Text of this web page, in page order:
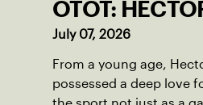
OTOT:
July 07, 2026
From a young age,
possessed a deep love